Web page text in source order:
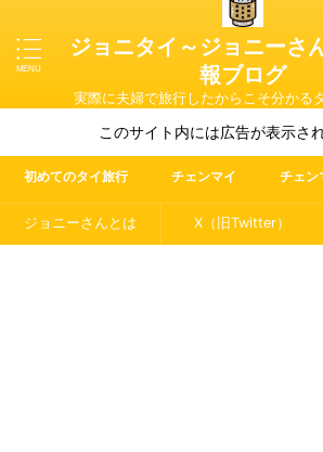
ジョニタイ～ジョニーさ
報ブログ
実際に夫婦で旅行したからこそ分かる
イ）やマレーシア・ラオス・イタリ
このサイト内には広告が表示さ
初めてのタイ旅行 チェンマイ チェン
ジョニーさんとは X（旧Twitter）